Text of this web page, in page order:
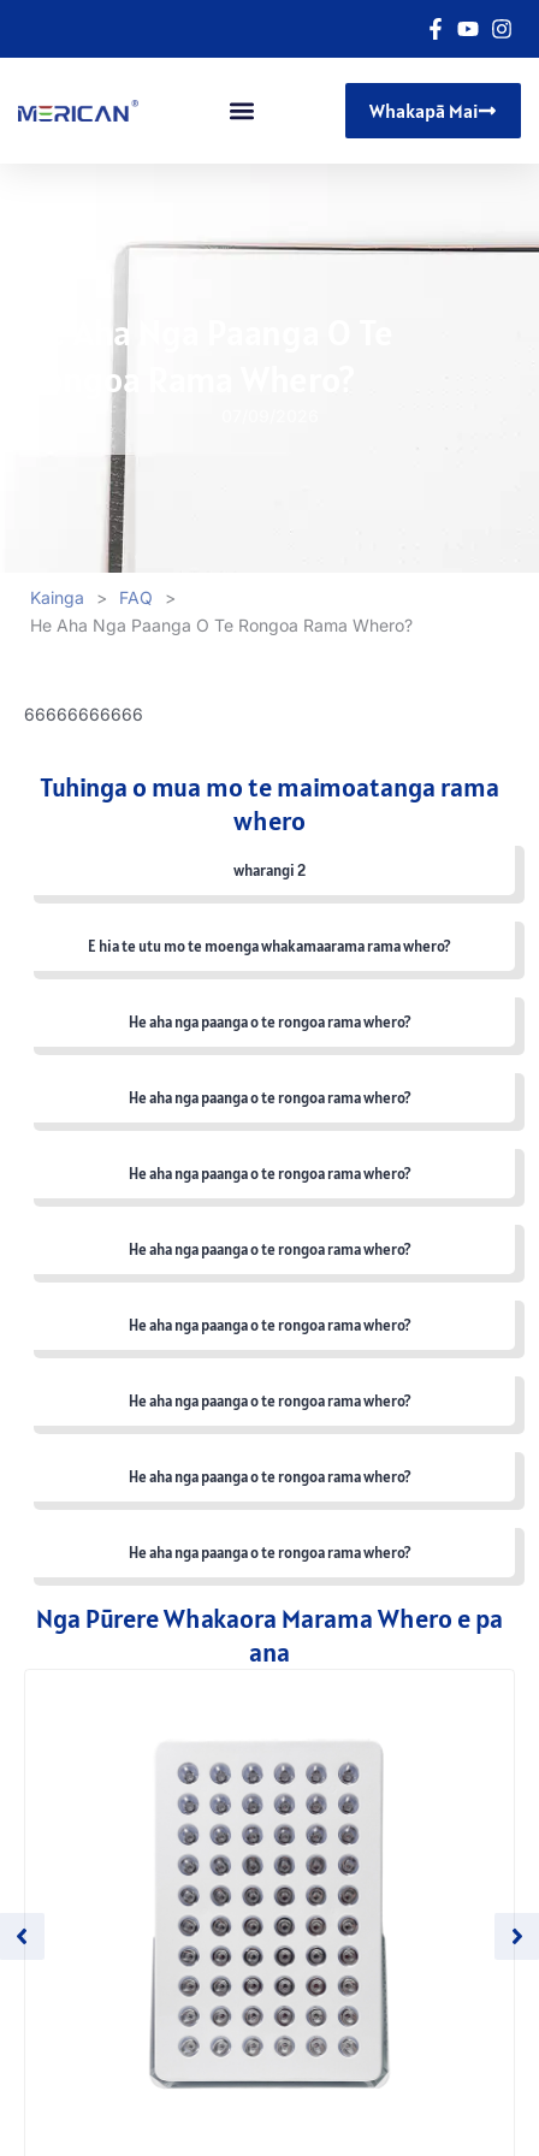
Whakapā Mai
He Aha Nga Paanga O Te
Rongoa Rama Whero?
Kainga > FAQ
>
He Aha Nga Paanga O Te Rongoa Rama Whero?
66666666666
Tuhinga o mua mo te maimoatanga rama
whero
wharangi 2
E hia te utu mo te moenga whakamaarama rama whero?
He aha nga paanga o te rongoa rama whero?
He aha nga paanga o te rongoa rama whero?
He aha nga paanga o te rongoa rama whero?
He aha nga paanga o te rongoa rama whero?
He aha nga paanga o te rongoa rama whero?
He aha nga paanga o te rongoa rama whero?
He aha nga paanga o te rongoa rama whero?
He aha nga paanga o te rongoa rama whero?
Nga Pūrere Whakaora Marama Whero e pa
ana